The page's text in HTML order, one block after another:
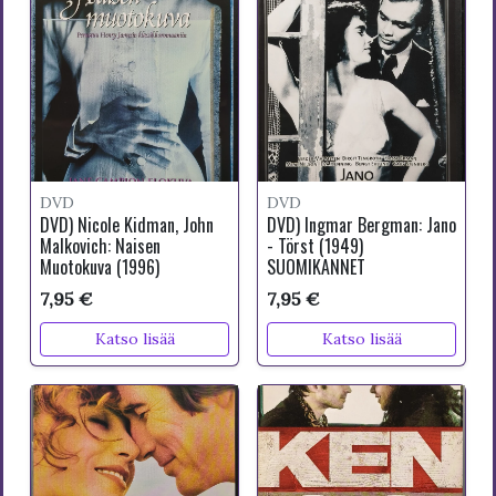
DVD
DVD) Nicole Kidman, John
Malkovich: Naisen
Muotokuva (1996)
7,95 €
Katso lisää
DVD
DVD) Ingmar Bergman: Jano
- Törst (1949)
SUOMIKANNET
7,95 €
Katso lisää